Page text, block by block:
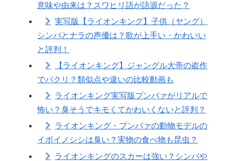
意味や由来は？スワヒリ語が語源だった？
実写版【ライオンキング】子供（ヤング）
シンバとナラの声優は？歌が上手い・かわいい
と評判！
【ライオンキング】ジャングル大帝の盗作
でパクリ？類似点や違いの比較動画も
ライオンキング実写版プンバァがリアルで
怖い？臭そうでキモくてかわいくないと評判？
ライオンキング・プンバァの動物モデルの
イボイノシシは臭い？実物の食べ物も昆虫？
ライオンキングのスカーは強い？シンバや